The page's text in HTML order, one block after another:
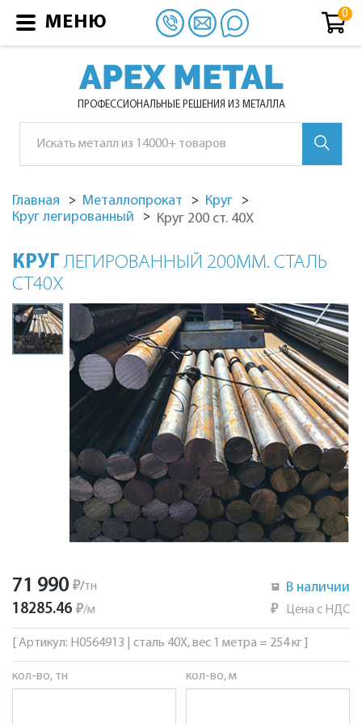
APEX METAL
ПРОФЕССИОНАЛЬНЫЕ РЕШЕНИЯ ИЗ МЕТАЛЛА
Главная Металлопрокат
Круг
Круг легированный
Круг 200 ст. 40Х
КРУГЛЕГИРОВАННЫЙ 200ММ. СТАЛЬ
СТ40Х
71 990 ₽/тн
18285.46 ₽/м
В наличии
₽ Цена с НДС
[ Артикул: Н0564913 | сталь 40Х, вес 1 метра = 254 кг ]
кол-во, тн кол-во, м
МЕНЮ